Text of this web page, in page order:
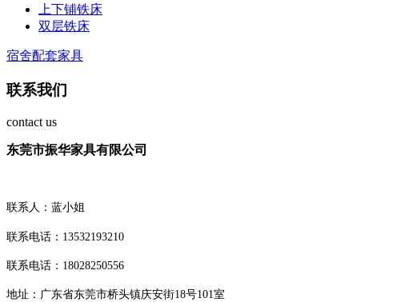
上下铺铁床
双层铁床
宿舍配套家具
联系我们
contact us
东莞市振华家具有限公司
联系人： 蓝小姐
联系电话： 13532193210
联系电话： 18028250556
地址： 广东省东莞市桥头镇庆安街18号101室